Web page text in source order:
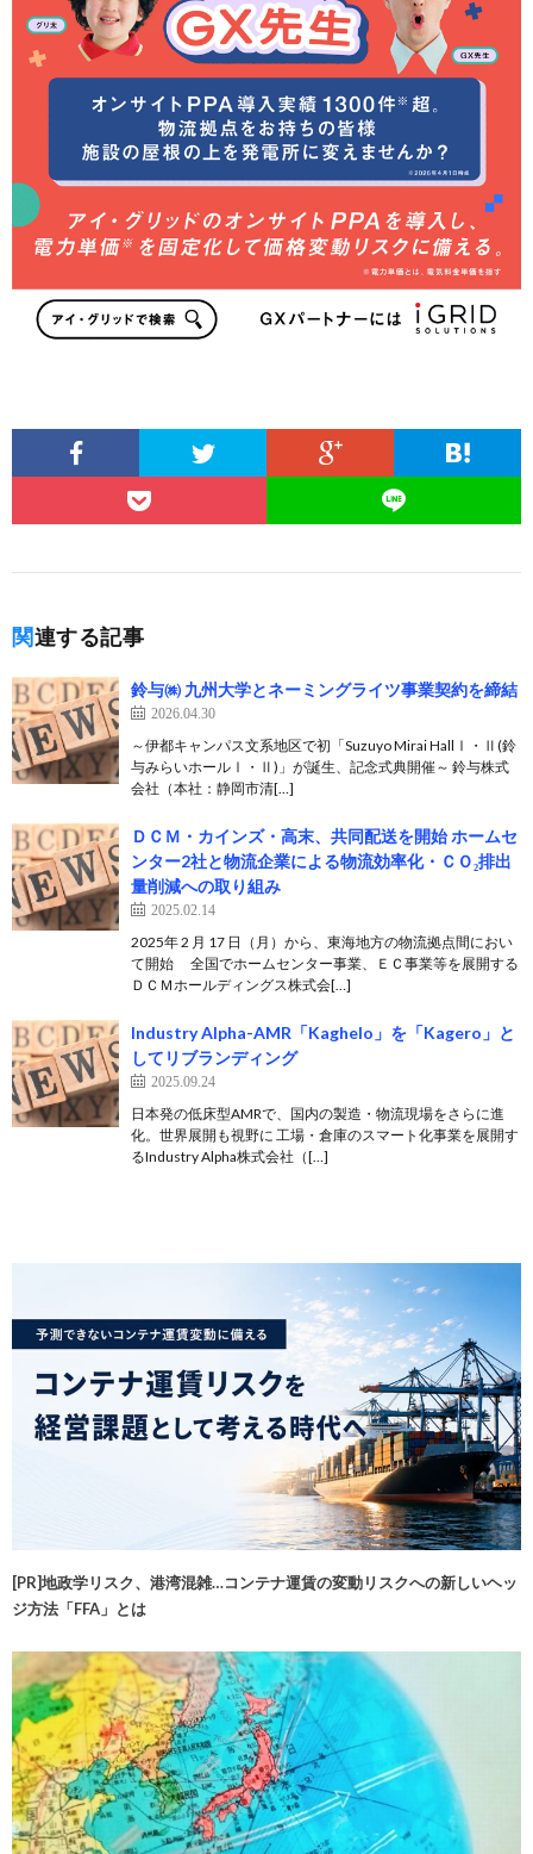
関連する記事
鈴与㈱ 九州大学とネーミングライツ事業契約を締結
2026.04.30
～伊都キャンパス文系地区で初「Suzuyo Mirai HallⅠ・Ⅱ(鈴
与みらいホールⅠ・Ⅱ)」が誕生、記念式典開催～ 鈴与株式
会社（本社：静岡市清[…]
ＤＣＭ・カインズ・高末、共同配送を開始 ホームセ
ンター2社と物流企業による物流効率化・ＣＯ₂排出
量削減への取り組み
2025.02.14
2025年 2 月 17 日（月）から、東海地方の物流拠点間におい
て開始 全国でホームセンター事業、ＥＣ事業等を展開する
ＤＣＭホールディングス株式会[…]
Industry Alpha-AMR「Kaghelo」を「Kagero」と
してリブランディング
2025.09.24
日本発の低床型AMRで、国内の製造・物流現場をさらに進
化。世界展開も視野に 工場・倉庫のスマート化事業を展開す
るIndustry Alpha株式会社（[…]
[PR]地政学リスク、港湾混雑…コンテナ運賃の変動リスクへの新しいヘッ
ジ方法「FFA」とは